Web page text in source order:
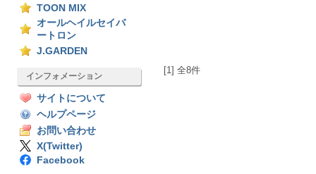
TOON MIX
オールヘイルセイバ
ートロン
J.GARDEN
インフォメーション
サイトについて
ヘルプページ
お問い合わせ
X(Twitter)
Facebook
[1] 全8件